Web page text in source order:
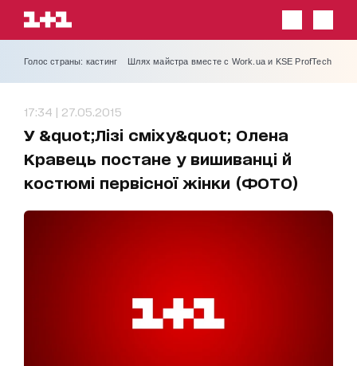
Голос страны: кастинг Шлях майстра вместе с Work.ua и KSE ProfTech
17:34 | 27.05.2015
У &quot;Лізі сміху&quot; Олена
Кравець постане у вишиванці й
костюмі первісної жінки (ФОТО)